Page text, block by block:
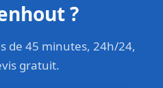
?
de 45 minutes, 24h/24,
gratuit.